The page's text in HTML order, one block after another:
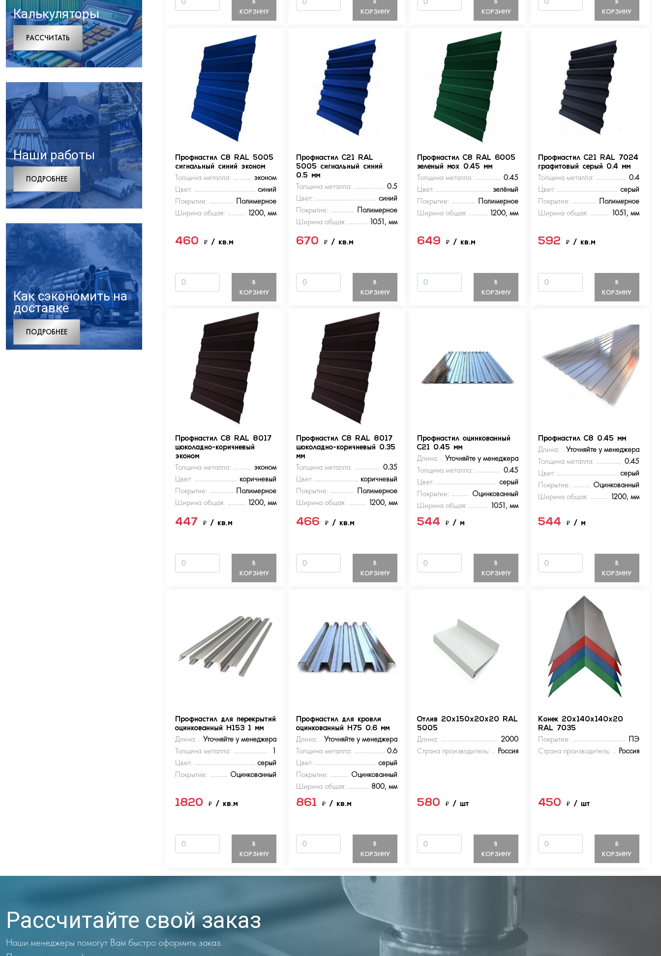
Калькуляторы
РАCСЧИТАТЬ
Наши работы
ПОДРОБНЕЕ
Как сэкономить на
доставке
ПОДРОБНЕЕ
КОРЗИНУ
КОРЗИНУ
КОРЗИНУ
КОРЗИНУ
Профнастил С8 RAL 5005
сигнальный синий эконом
Толщина металла:
эконом
Цвет:
синий
Покрытие:
Полимерное
Ширина общая:
1200, мм
460₽/ кв.м
В
КОРЗИНУ
Профнастил С21 RAL
5005 сигнальный синий
0.5 мм
Толщина металла:
0.5
Цвет:
синий
Покрытие:
Полимерное
Ширина общая:
1051, мм
670₽/ кв.м
В
КОРЗИНУ
Профнастил С8 RAL 6005
зеленый мох 0.45 мм
Толщина металла:
0.45
Цвет:
зелёный
Покрытие:
Полимерное
Ширина общая:
1200, мм
649₽/ кв.м
В
КОРЗИНУ
Профнастил С21 RAL 7024
графитовый серый 0.4 мм
Толщина металла:
0.4
Цвет:
серый
Покрытие:
Полимерное
Ширина общая:
1051, мм
592 ₽ / кв.м
В
КОРЗИНУ
Профнастил С8 RAL 8017
шоколадно-коричневый
эконом
Толщина металла:
эконом
Цвет:
коричневый
Покрытие:
Полимерное
Ширина общая:
1200, мм
447₽/ кв.м
В
КОРЗИНУ
Профнастил С8 RAL 8017
шоколадно-коричневый 0.35
мм
Толщина металла:
0.35
Цвет:
коричневый
Покрытие:
Полимерное
Ширина общая:
1200, мм
466₽/ кв.м
В
КОРЗИНУ
Профнастил оцинкованный
С21 0.45 мм
Длина:
Уточняйте у менеджера
Толщина металла:
0.45
Цвет:
серый
Покрытие:
Оцинкованный
Ширина общая:
1051, мм
544₽/ м
В
КОРЗИНУ
Профнастил С8 0.45 мм
Длина:
Уточняйте у менеджера
Толщина металла:
0.45
Цвет:
серый
Покрытие:
Оцинкованный
Ширина общая:
1200, мм
544 ₽ / м
В
КОРЗИНУ
Профнастил для перекрытий
оцинкованный Н153 1 мм
Длина:
Уточняйте у менеджера
Толщина металла:
1
Цвет:
серый
Покрытие:
Оцинкованный
1820₽/ кв.м
В
КОРЗИНУ
Профнастил для кровли
оцинкованный Н75 0.6 мм
Длина:
Уточняйте у менеджера
Толщина металла:
0.6
Цвет:
серый
Покрытие:
Оцинкованный
Ширина общая:
800, мм
861₽/ кв.м
В
КОРЗИНУ
Отлив 20х150х20х20 RAL
5005
Длина:
2000
Страна производитель:
Россия
580₽/ шт
В
КОРЗИНУ
Конек 20х140х140х20
RAL 7035
Покрытие:
ПЭ
Страна производитель:
Россия
450 ₽ / шт
В
КОРЗИНУ
Рассчитайте свой заказ
Наши менеджеры помогут Вам быстро оформить заказ.